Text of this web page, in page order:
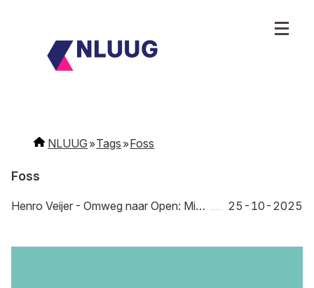
NLUUG Tags Foss
Foss
Henro Veijer - Omweg naar Open: Mijn FOSS-avontuur tussen gemak en autonomie 25-10-2025